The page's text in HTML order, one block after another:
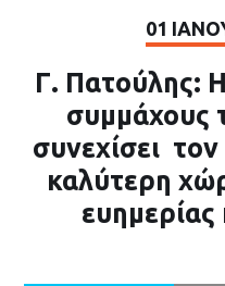
01
Γ. Πατούλης:
συμμάχους
συνεχίσει
καλύτερη
ευημερίας